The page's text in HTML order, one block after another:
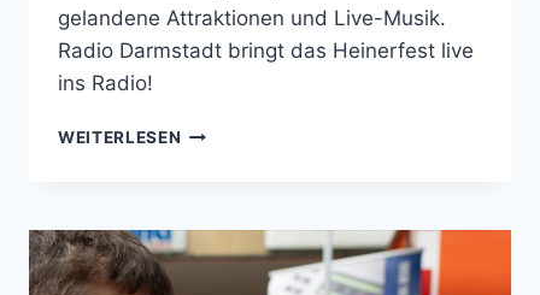
gelandene Attraktionen und Live-Musik.
Radio Darmstadt bringt das Heinerfest live
ins Radio!
WEITERLESEN RADIO
SOUND
DES
HEINERFESTS